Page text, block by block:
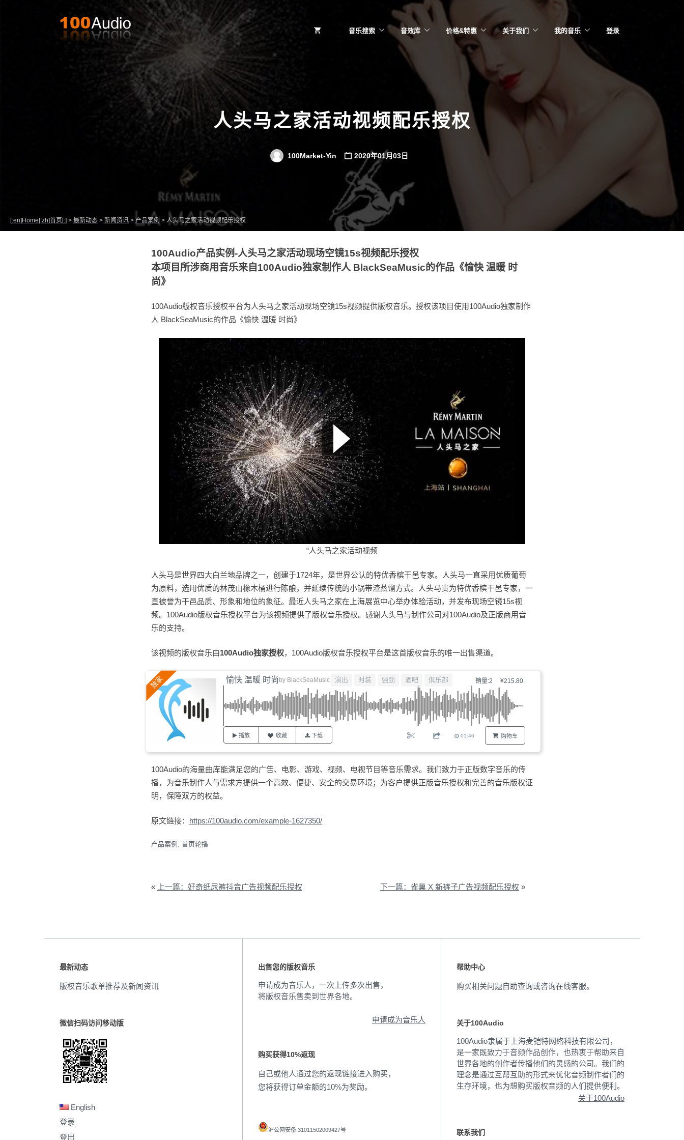
音乐搜索 音效库 价格&特惠 关于我们 我的音乐 登录
人头马之家活动视频配乐授权
100Market-Yin 2020年01月03日
[:en]Home[:zh]首页[:] > 最新动态 > 新闻资讯 > 产品案例 > 人头马之家活动视频配乐授权
100Audio产品实例-人头马之家活动现场空镜15s视频配乐授权
本项目所涉商用音乐来自100Audio独家制作人 BlackSeaMusic的作品《愉快 温暖 时
尚》
100Audio版权音乐授权平台为人头马之家活动现场空镜15s视频提供版权音乐。授权该项目使用100Audio独家制作
人 BlackSeaMusic的作品《愉快 温暖 时尚》
“人头马之家活动视频
人头马是世界四大白兰地品牌之一，创建于1724年，是世界公认的特优香槟干邑专家。人头马一直采用优质葡萄
为原料，选用优质的林茂山橡木桶进行陈酿，并延续传统的小锅带渣蒸馏方式。人头马贵为特优香槟干邑专家，一
直被誉为干邑品质、形象和地位的象征。最近人头马之家在上海展览中心举办体验活动，并发布现场空镜15s视
频。100Audio版权音乐授权平台为该视频提供了版权音乐授权。感谢人头马与制作公司对100Audio及正版商用音
乐的支持。
该视频的版权音乐由100Audio独家授权，100Audio版权音乐授权平台是这首版权音乐的唯一出售渠道。
销量:2 ¥215.80
购物车
愉快 温暖 时尚 by BlackSeaMusic 演出 时装 强劲 酒吧 俱乐部
播放 收藏 下载 01:46
100Audio的海量曲库能满足您的广告、电影、游戏、视频、电视节目等音乐需求。我们致力于正版数字音乐的传
播，为音乐制作人与需求方提供一个高效、便捷、安全的交易环境；为客户提供正版音乐授权和完善的音乐版权证
明，保障双方的权益。
原文链接： https://100audio.com/example-1627350/
产品案例 , 首页轮播
« 上一篇：好奇纸尿裤抖音广告视频配乐授权 下一篇：雀巢 X 新裤子广告视频配乐授权 »
最新动态
版权音乐歌单推荐及新闻资讯
微信扫码访问移动版
English
登录
登出
出售您的版权音乐
申请成为音乐人，一次上传多次出售，
将版权音乐售卖到世界各地。
申请成为音乐人
购买获得10%返现
自己或他人通过您的返现链接进入购买，
您将获得订单金额的10%为奖励。
沪公网安备 31011502009427号
帮助中心
购买相关问题自助查询或咨询在线客服。
关于100Audio
100Audio隶属于上海麦铠特网络科技有限公司，
是一家既致力于音频作品创作，也热衷于帮助来自
世界各地的创作者传播他们的灵感的公司。我们的
理念是通过互帮互助的形式来优化音频制作者们的
生存环境，也为想购买版权音频的人们提供便利。
关于100Audio
联系我们